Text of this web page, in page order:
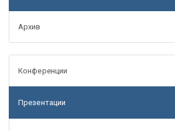
Архив
Конференции
Презентации